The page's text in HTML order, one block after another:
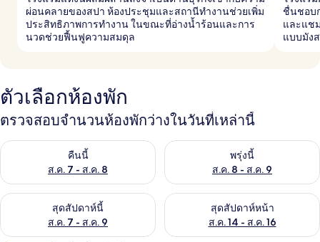
ผ่อนคลายของสปา ห้องประชุมและสถานีทำงานช่วยเพิ่ม
ประสิทธิภาพการทำงาน ในขณะที่อ่างน้ำร้อนและการ
นวดช่วยฟื้นฟูความสมดุล
ชื่นชอบ
และแช
แบบมัง
ตัวเลือกห้องพัก
ตรวจสอบจำนวนห้องพักว่างในวันที่เหล่านี้
คืนนี้
ส.ค. 7 - ส.ค. 8
ตรวจสอบจำนวนห้องพักว่างในคืนนี้ ส.ค. 7 - ส.ค. 8พรุ่งนี้
ส.ค. 8 - ส.ค. 9
ตรวจสอบจำนวนห้องพักว่างใน
สุดสัปดาห์นี้
ส.ค. 7 - ส.ค. 9
ตรวจสอบจำนวนห้องพักว่างในสุดสัปดาห์นี้ ส.ค. 7 - ส.ค. 9
สุดสัปดาห์หน้า
ส.ค. 14 - ส.ค. 16
ตรวจสอบจำนวนห้องพักว่างใน